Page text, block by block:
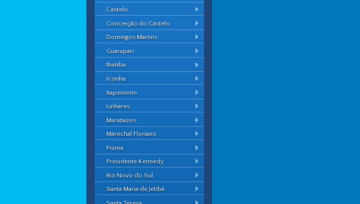
Castelo
Conceição do Castelo
Domingos Martins
Guarapari
Ibatiba
Iconha
Itapemirim
Linhares
Marataízes
Marechal Floriano
Piúma
Presidente Kennedy
Rio Novo do Sul
Santa Maria de Jetibá